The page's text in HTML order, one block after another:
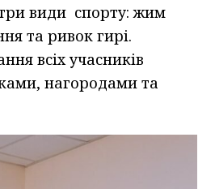
види спорту: жим
та ривок гирі.
всіх учасників
нагородами та